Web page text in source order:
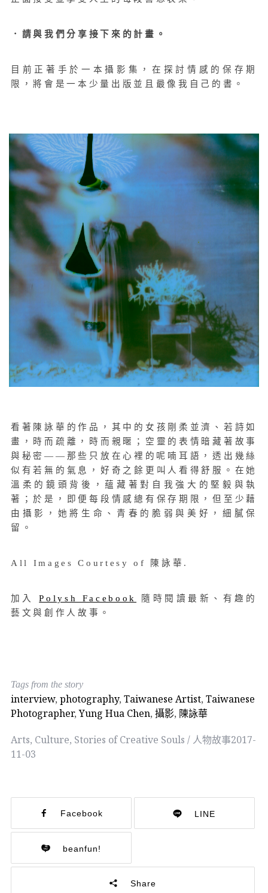
．請與我們分享接下來的計畫。
目前正著手於一本攝影集，在探討情感的保存期
限，將會是一本少量出版並且最像我自己的書。
看著陳詠華的作品，其中的女孩剛柔並濟、若詩如
畫，時而疏離，時而親暱；空靈的表情暗藏著故事
與秘密——那些只放在心裡的呢喃耳語，透出幾絲
似有若無的氣息，好奇之餘更叫人看得舒服。在她
溫柔的鏡頭背後，蘊藏著對自我強大的堅毅與執
著；於是，即便每段情感總有保存期限，但至少藉
由攝影，她將生命、青春的脆弱與美好，細膩保
留。
All Images Courtesy of 陳詠華.
加入Polysh Facebook
隨時閱讀最新、有趣的
藝文與創作人故事。
Tags from the story
interview, photography, Taiwanese Artist, Taiwanese
Photographer,Yung Hua Chen, 攝影, 陳詠華
Arts, Culture, Stories of Creative Souls / 人物故事2017-
11-03
Facebook LINE
beanfun!
Share